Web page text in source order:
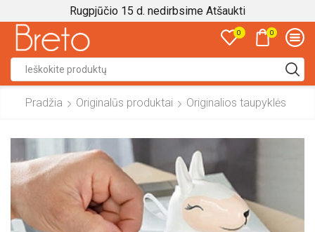
Rugpjūčio 15 d. nedirbsime Atšaukti
0 0
input
Pradžia Originalūs produktai Originalios taupyklės